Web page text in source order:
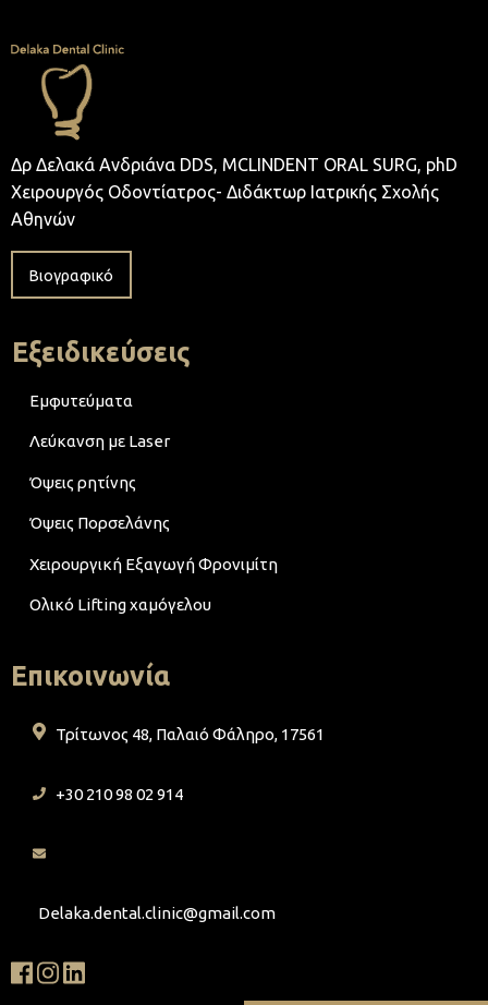
Δρ Δελακά Ανδριάνα DDS, MCLINDENT ORAL SURG, phD
Χειρουργός Οδοντίατρος- Διδάκτωρ Ιατρικής Σχολής
Αθηνών
Βιογραφικό
Εξειδικεύσεις
Εμφυτεύματα
Λεύκανση με Laser
Όψεις ρητίνης
Όψεις Πορσελάνης
Χειρουργική Εξαγωγή Φρονιμίτη
Ολικό Lifting χαμόγελου
Επικοινωνία
Τρίτωνος 48, Παλαιό Φάληρο, 17561
+30 210 98 02 914
Delaka.dental.clinic@gmail.com